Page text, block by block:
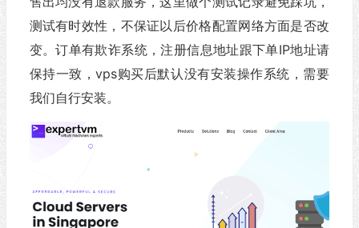
测试有时效性，不保证以后价格配置网络方面是否改
变。订单有欺诈系统，注册信息地址跟下单IP地址请
保持一致，vps购买后默认没有安装操作系统，需要
我们自行安装。